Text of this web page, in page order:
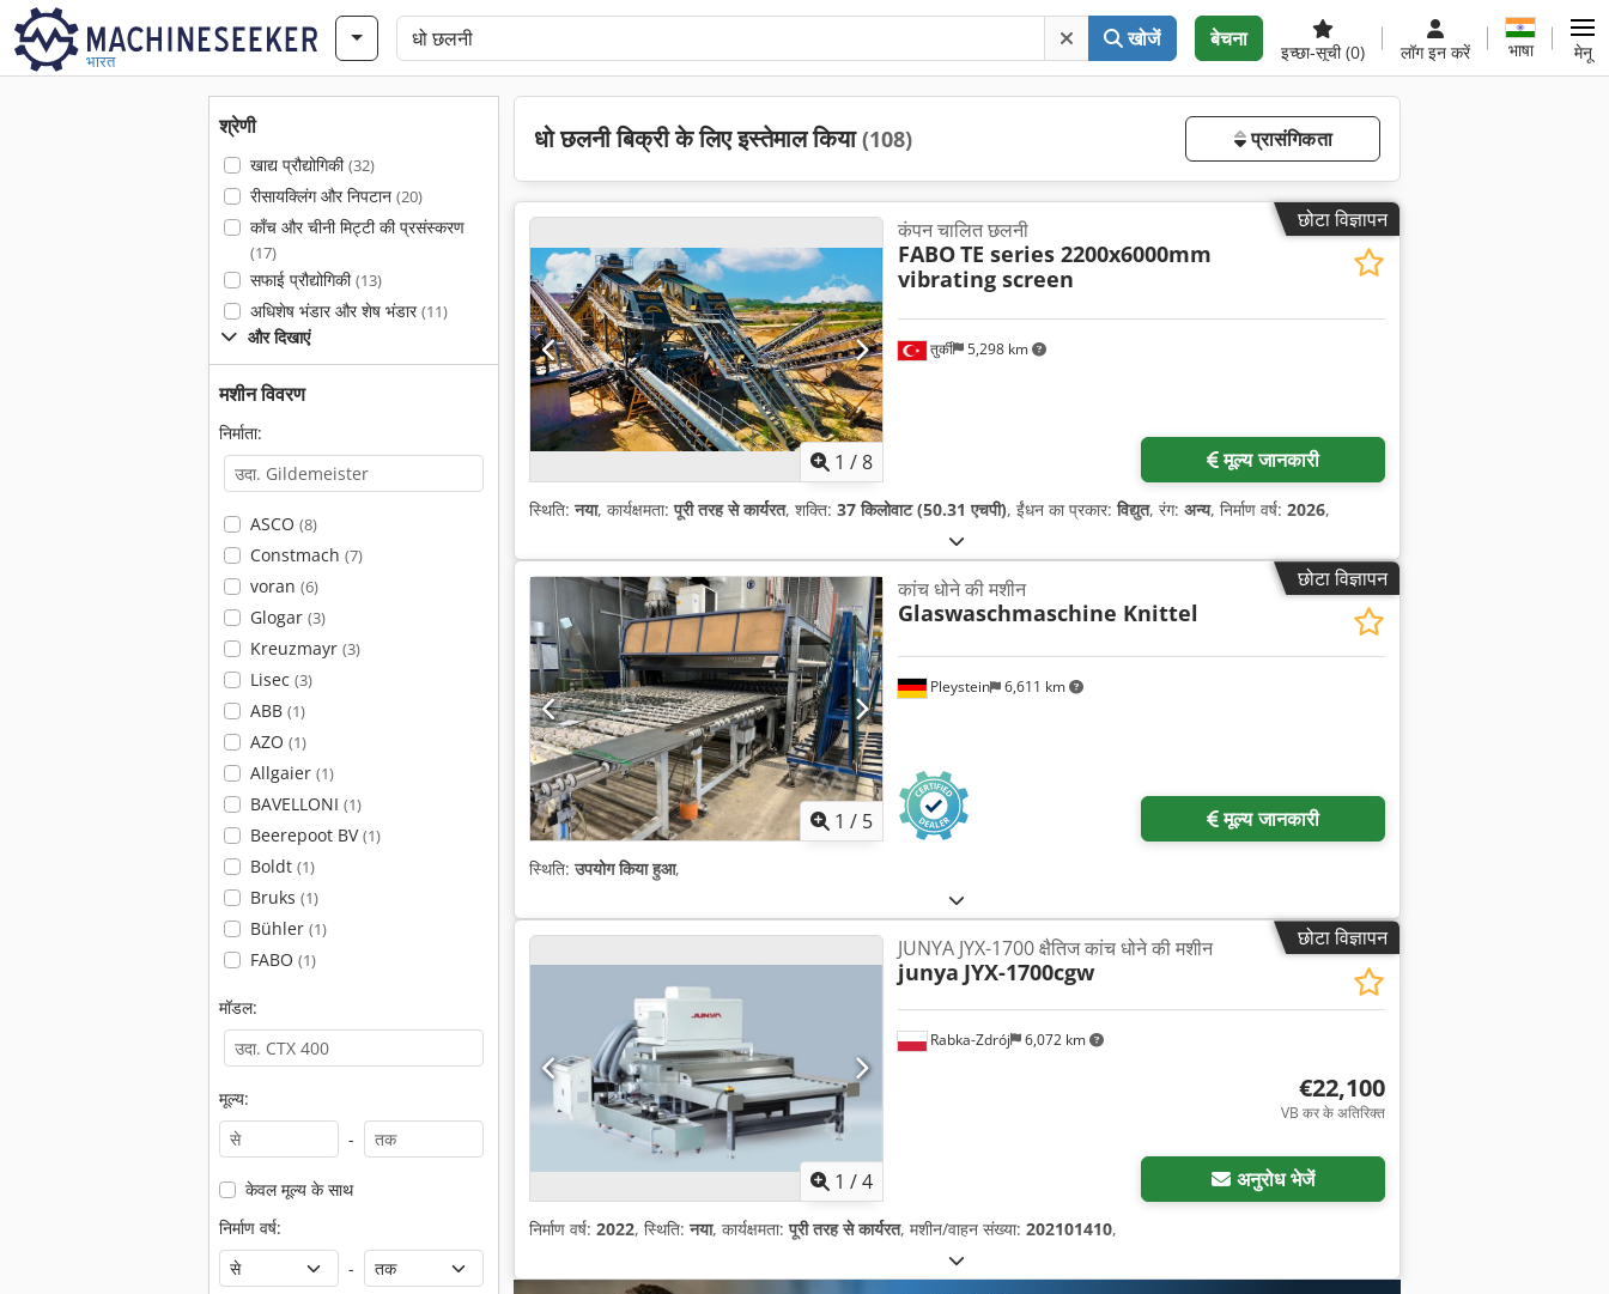
भारत
खोजें बेचना
इच्छा-सूची(0) लॉग इन करें भाषा मेनू
श्रेणी
खाद्य प्रौद्योगिकी(32)
रीसायक्लिंग और निपटान (20)
काँच और चीनी मिट्टी की प्रसंस्करण
(17)
सफाई प्रौद्योगिकी(13)
अधिशेष भंडार और शेष भंडार(11)
और दिखाएं
मशीन विवरण
निर्माता:
ASCO (8)
Constmach (7)
voran (6)
Glogar (3)
Kreuzmayr (3)
Lisec (3)
ABB (1)
AZO (1)
Allgaier (1)
BAVELLONI (1)
Beerepoot BV(1)
Boldt (1)
Bruks (1)
Bühler (1)
FABO (1)
मॉडल:
मूल्य:
-
केवल मूल्य के साथ
निर्माण वर्ष:
-
धो छलनी बिक्री के लिए इस्तेमाल किया(108) प्रासंगिकता
छोटा विज्ञापन
1 /8
तुर्की 5,298 km
कंपन चालित छलनी
FABOTE series 2200x6000mm
vibrating screen
मूल्य जानकारी
स्थिति:नया, कार्यक्षमता:पूरी तरह से कार्यरत, शक्ति: 37 किलोवाट (50.31 एचपी), ईंधन का प्रकार:विद्युत, रंग: अन्य, निर्माण वर्ष: 2026,
छोटा विज्ञापन
1 / 5
Pleystein 6,611 km
कांच धोने की मशीन
Glaswaschmaschine Knittel
मूल्य जानकारी
स्थिति:उपयोग किया हुआ,
छोटा विज्ञापन
1 /4
Rabka-Zdrój 6,072 km
JUNYA JYX-1700 क्षैतिज कांच धोने की मशीन
junya JYX-1700cgw
€22,100
VB कर के अतिरिक्त
अनुरोध भेजें
निर्माण वर्ष: 2022, स्थिति:नया, कार्यक्षमता:पूरी तरह से कार्यरत, मशीन/वाहन संख्या: 202101410,